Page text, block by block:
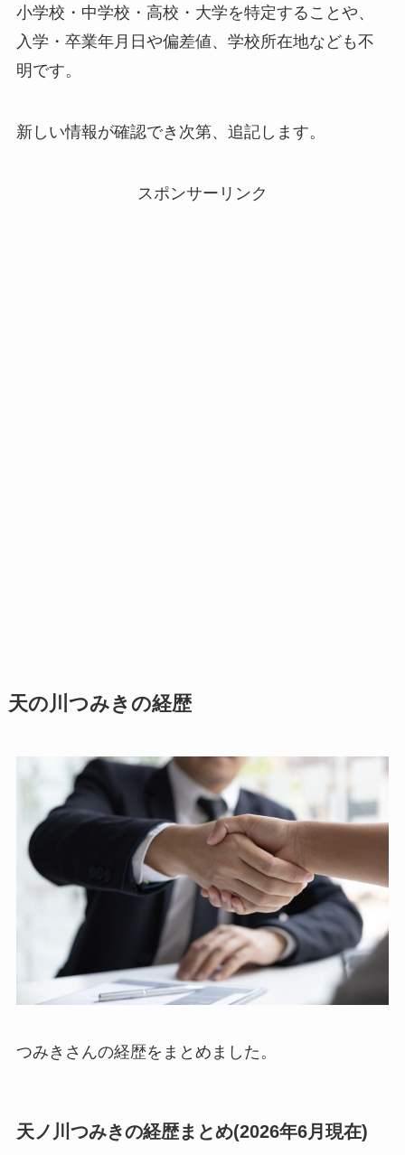
小学校・中学校・高校・大学を特定することや、
入学・卒業年月日や偏差値、学校所在地なども不
明です。
新しい情報が確認でき次第、追記します。
スポンサーリンク
天の川つみきの経歴
つみきさんの経歴をまとめました。
天ノ川つみきの経歴まとめ(2026年6月現在)